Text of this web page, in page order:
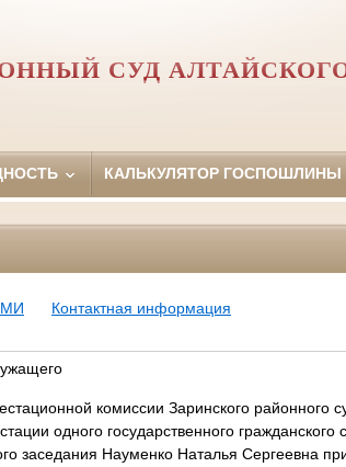
СУД
КАЛЬКУЛЯТОР ГОСПОШЛИНЫ
Контактная информация
комиссии Заринского районного
одного государственного гражданского
заседания Науменко Наталья Сергеевна